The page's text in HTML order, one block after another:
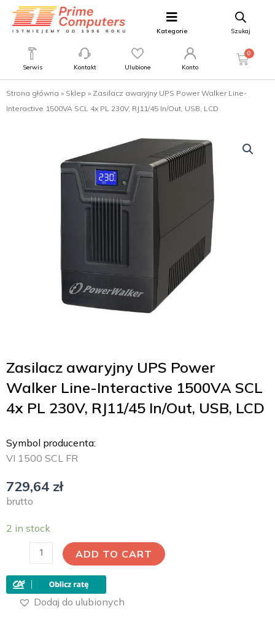
Kategorie Szukaj
Serwis Kontakt Ulubione Konto
0
Strona główna » Sklep » Zasilacz awaryjny UPS Power Walker Line-
Interactive 1500VA SCL 4x PL 230V, RJ11/45 In/Out, USB, LCD
Zasilacz awaryjny UPS Power
Walker Line-Interactive 1500VA SCL
4x PL 230V, RJ11/45 In/Out, USB, LCD
Symbol producenta:
VI 1500 SCL FR
729,64 zł
brutto
2 in stock
ADD TO CART
Dodaj do ulubionych